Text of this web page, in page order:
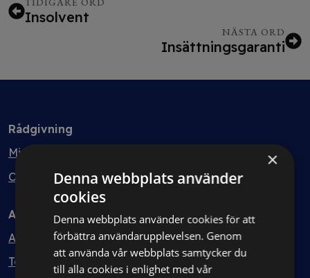
Insolvent
NÄSTA ORD
Insättningsgaranti
Rådgivning
Min bolagsjurist
Ombud
Avtal
Avtalshantering
Testa kostnadsfritt
×
Denna webbplats använder
cookies
Denna webbplats använder cookies för att
förbättra användarupplevelsen. Genom
att använda vår webbplats samtycker du
till alla cookies i enlighet med vår